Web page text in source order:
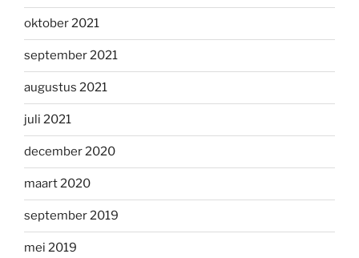
oktober 2021
september 2021
augustus 2021
juli 2021
december 2020
maart 2020
september 2019
mei 2019